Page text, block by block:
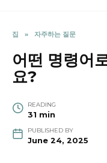
집 » 자주하는 질문
어떤 명령어
요?
READING
31 min
PUBLISHED BY
June 24, 2025